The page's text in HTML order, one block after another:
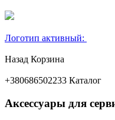
Логотип активный:
Назад Корзина
+380686502233 Каталог
Аксессуары для